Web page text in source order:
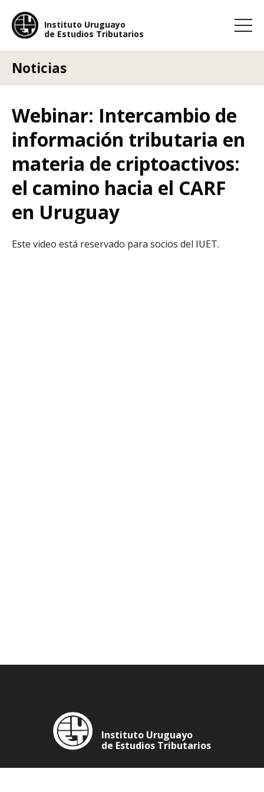
Instituto Uruguayo
de Estudios Tributarios
Noticias
Webinar: Intercambio de
información tributaria en
materia de criptoactivos:
el camino hacia el CARF
en Uruguay
Este video está reservado para socios del IUET.
Instituto Uruguayo
de Estudios Tributarios